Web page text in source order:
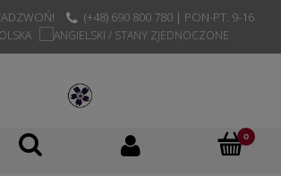
(+48) 690 800 780 | PON-PT. 9-16